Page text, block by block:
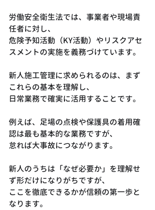
労働安全衛生法では、事業者や現場責
任者に対し、
危険予知活動（KY活動）やリスクアセ
スメントの実施を義務づけています。
新人施工管理に求められるのは、まず
これらの基本を理解し、
日常業務で確実に活用することです。
例えば、足場の点検や保護具の着用確
認は最も基本的な業務ですが、
怠れば大事故につながります。
新人のうちは「なぜ必要か」を理解せ
ず形だけになりがちですが、
ここを徹底できるかが信頼の第一歩と
なります。